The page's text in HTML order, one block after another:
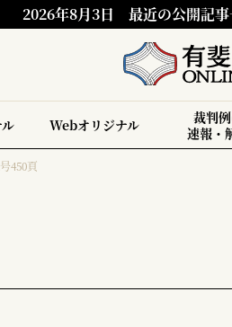
2026年8月3日 最近の公開記事
Webオリジナル
裁判
速報・
450頁